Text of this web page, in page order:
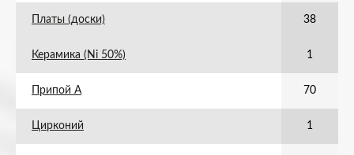
Платы (доски) 38
Керамика (Ni 50%) 1
Припой А 70
Цирконий 1